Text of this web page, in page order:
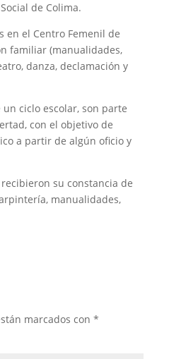
de Colima.
en el Centro Femenil de
familiar (manualidades,
danza, declamación y
ciclo escolar, son parte
con el objetivo de
a partir de algún oficio y
su constancia de
manualidades,
marcados con*